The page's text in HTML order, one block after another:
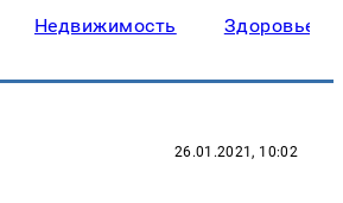
Недвижимость Здоровье
26.01.2021, 10:02